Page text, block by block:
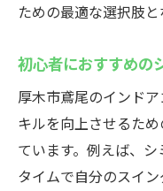
ための最適な選択肢と
初心者におすすめの
厚木市鳶尾のインド
キルを向上させるた
ています。例えば、
タイムで自分のスイ